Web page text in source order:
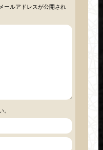
ールアドレスが公開され
。